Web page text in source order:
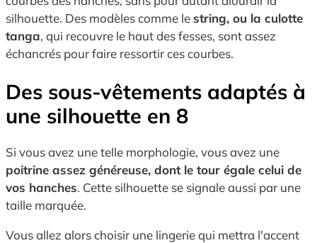
silhouette. Des modèles comme le string, ou la culotte
tanga, qui recouvre le haut des fesses, sont assez
échancrés pour faire ressortir ces courbes.
Des sous-vêtements adaptés à
une silhouette en 8
Si vous avez une telle morphologie, vous avez une
poitrine assez généreuse, dont le tour égale celui de
vos hanches. Cette silhouette se signale aussi par une
taille marquée.
Vous allez alors choisir une lingerie qui mettra l'accent